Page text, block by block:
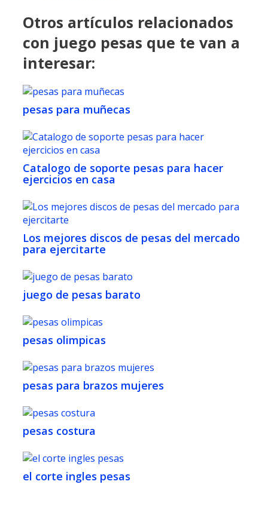
Otros artículos relacionados
con juego pesas que te van a
interesar:
pesas para muñecas
Catalogo de soporte pesas para hacer
ejercicios en casa
Los mejores discos de pesas del mercado
para ejercitarte
juego de pesas barato
pesas olimpicas
pesas para brazos mujeres
pesas costura
el corte ingles pesas